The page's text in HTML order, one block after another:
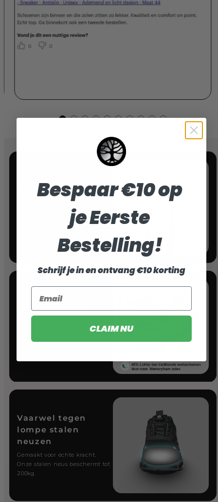
Brede Pasvorm
tegen Irritatie
Brede pasvorm, geen knelling.
Meer comfort, minder irritatie.
Comfortabel
40% lichter. Meer comfort
gedurende de dag. Minder
Vaarwel tegen
lompe stalen
neuzen
Gemaakt voor echte kracht.
Onze stalen neus beschermt tot
200kg.
Bespaar €10 op
je Eerste
Bestelling!
Schrijf je in en ontvang €10 korting
Email
CLAIM NU